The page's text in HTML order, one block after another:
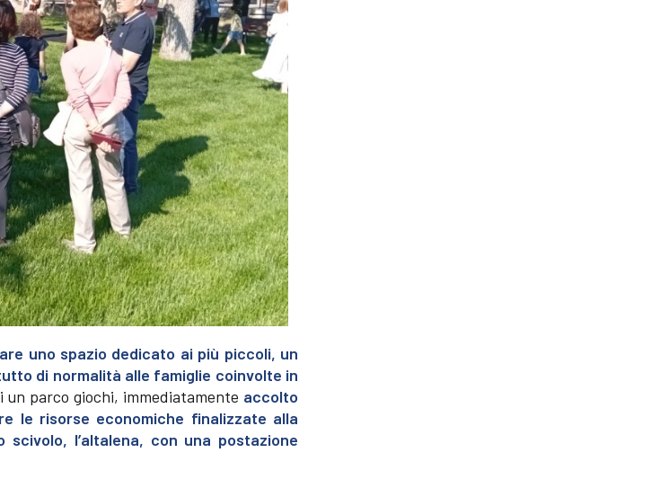
uno spazio dedicato ai più piccoli, un
di normalità alle famiglie coinvolte in
un parco giochi, immediatamente accolto
le risorse economiche finalizzate alla
l’altalena, con una postazione